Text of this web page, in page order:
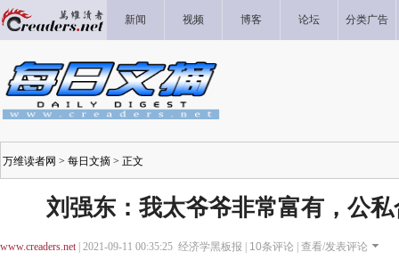
新闻 视频 博客 论坛 分类广告
万维读者网 > 每日文摘 > 正文
刘强东：我太爷爷非常富有，公
www.creaders.net| 2021-09-11 00:35:25 经济学黑板报 | 10条评论 | 查看/发表评论